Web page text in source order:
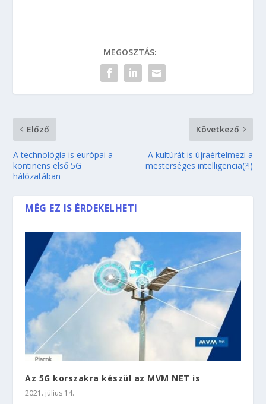
MEGOSZTÁS:
Előző
A technológia is európai a
kontinens első 5G
hálózatában
Következő
A kultúrát is újraértelmezi a
mesterséges intelligencia(?!)
MÉG EZ IS ÉRDEKELHETI
Az 5G korszakra készül az MVM NET is
2021. július 14.